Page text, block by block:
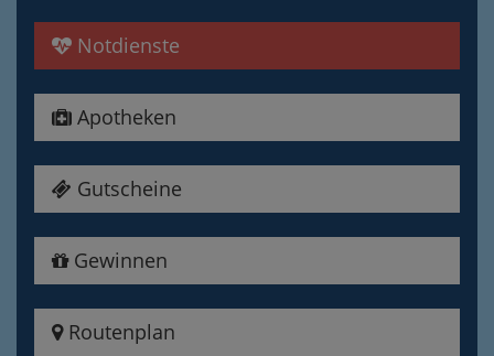
Notdienste
Apotheken
Gutscheine
Gewinnen
Routenplan